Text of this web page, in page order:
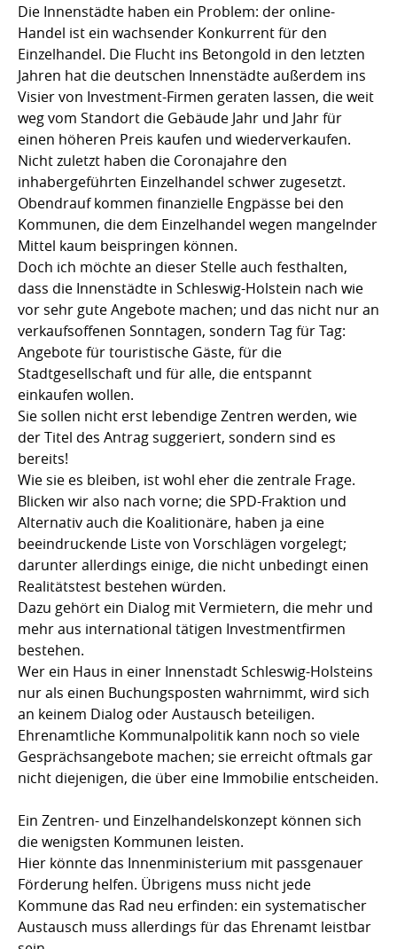
Die Innenstädte haben ein Problem: der online-
Handel ist ein wachsender Konkurrent für den
Einzelhandel. Die Flucht ins Betongold in den letzten
Jahren hat die deutschen Innenstädte außerdem ins
Visier von Investment-Firmen geraten lassen, die weit
weg vom Standort die Gebäude Jahr und Jahr für
einen höheren Preis kaufen und wiederverkaufen.
Nicht zuletzt haben die Coronajahre den
inhabergeführten Einzelhandel schwer zugesetzt.
Obendrauf kommen finanzielle Engpässe bei den
Kommunen, die dem Einzelhandel wegen mangelnder
Mittel kaum beispringen können.
Doch ich möchte an dieser Stelle auch festhalten,
dass die Innenstädte in Schleswig-Holstein nach wie
vor sehr gute Angebote machen; und das nicht nur an
verkaufsoffenen Sonntagen, sondern Tag für Tag:
Angebote für touristische Gäste, für die
Stadtgesellschaft und für alle, die entspannt
einkaufen wollen.
Sie sollen nicht erst lebendige Zentren werden, wie
der Titel des Antrag suggeriert, sondern sind es
bereits!
Wie sie es bleiben, ist wohl eher die zentrale Frage.
Blicken wir also nach vorne; die SPD-Fraktion und
Alternativ auch die Koalitionäre, haben ja eine
beeindruckende Liste von Vorschlägen vorgelegt;
darunter allerdings einige, die nicht unbedingt einen
Realitätstest bestehen würden.
Dazu gehört ein Dialog mit Vermietern, die mehr und
mehr aus international tätigen Investmentfirmen
bestehen.
Wer ein Haus in einer Innenstadt Schleswig-Holsteins
nur als einen Buchungsposten wahrnimmt, wird sich
an keinem Dialog oder Austausch beteiligen.
Ehrenamtliche Kommunalpolitik kann noch so viele
Gesprächsangebote machen; sie erreicht oftmals gar
nicht diejenigen, die über eine Immobilie entscheiden.
Ein Zentren- und Einzelhandelskonzept können sich
die wenigsten Kommunen leisten.
Hier könnte das Innenministerium mit passgenauer
Förderung helfen. Übrigens muss nicht jede
Kommune das Rad neu erfinden: ein systematischer
Austausch muss allerdings für das Ehrenamt leistbar